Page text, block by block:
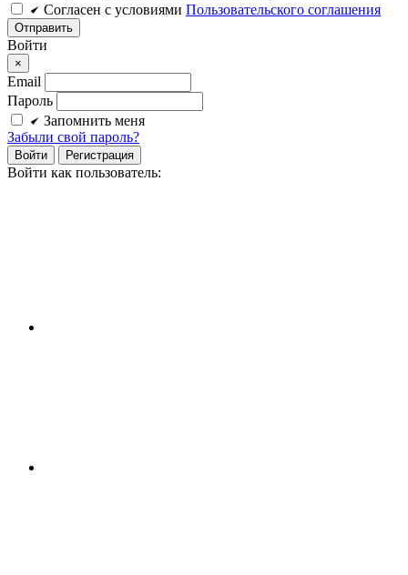
Cогласен c условиями Пользовательского соглашения
Войти
×
Email
Пароль
Запомнить меня
Забыли свой пароль?
Войти Регистрация
Войти как пользователь: